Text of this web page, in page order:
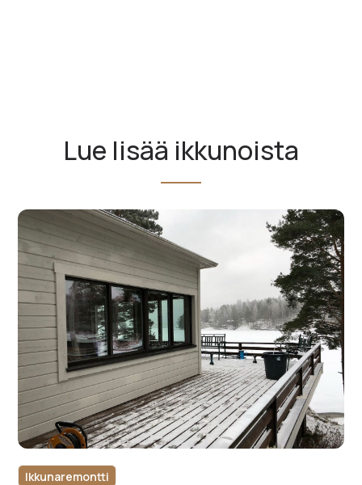
Lue lisää ikkunoista
Ikkunaremontti